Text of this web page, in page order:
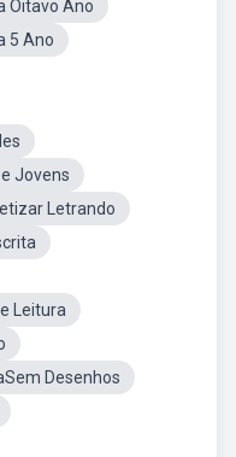
Oitavo Ano
5 Ano
Jovens
Letrando
Leitura
Desenhos